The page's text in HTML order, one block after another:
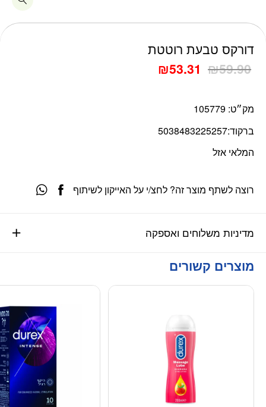
דורקס טבעת רוטטת
₪59.90
₪53.31
מק״ט: 105779
ברקוד:5038483225257
המלאי אזל
מדיניות משלוחים ואספקה
רוצה לשתף מוצר זה? לחצ/י על האייקון לשיתוף
מוצרים קשורים